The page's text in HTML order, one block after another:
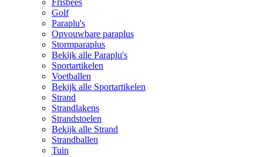
Frisbees
Golf
Paraplu's
Opvouwbare paraplus
Stormparaplus
Bekijk alle Paraplu's
Sportartikelen
Voetballen
Bekijk alle Sportartikelen
Strand
Strandlakens
Strandstoelen
Bekijk alle Strand
Strandballen
Tuin